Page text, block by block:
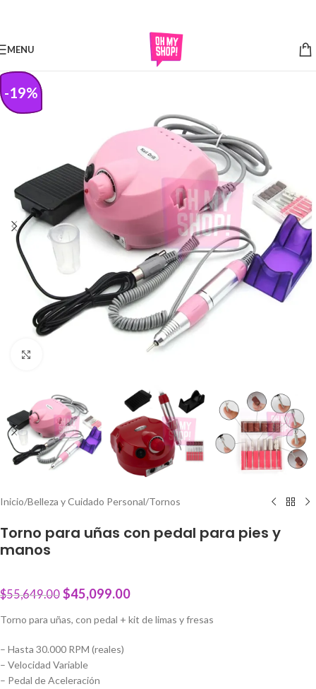
MENU
-19%
Inicio/Belleza y Cuidado Personal/Tornos
Torno para uñas con pedal para pies y
manos
$55,649.00 $45,099.00
Torno para uñas, con pedal + kit de limas y fresas
– Hasta 30.000 RPM (reales)
– Velocidad Variable
– Pedal de Aceleración